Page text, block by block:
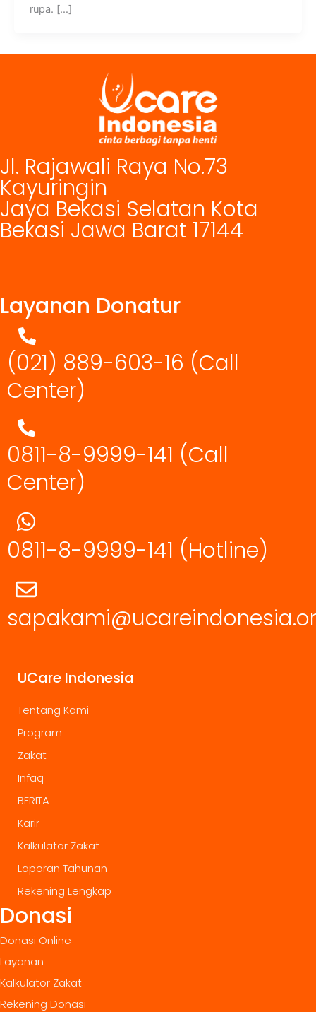
rupa. […]
Jl. Rajawali Raya No.73
Kayuringin
Jaya Bekasi Selatan Kota
Bekasi Jawa Barat 17144
Layanan Donatur
(021) 889-603-16 (Call
Center)
0811-8-9999-141 (Call
Center)
0811-8-9999-141 (Hotline)
UCare Indonesia
Tentang Kami
Program
Zakat
Infaq
BERITA
Karir
Kalkulator Zakat
Laporan Tahunan
Rekening Lengkap
Donasi
Donasi Online
Layanan
Kalkulator Zakat
Rekening Donasi